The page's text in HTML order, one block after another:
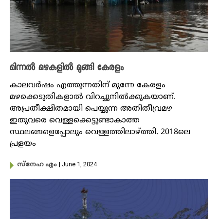
മിന്നൽ മഴകളിൽ മുങ്ങി കേരളം
കാലവർഷം എത്തുന്നതിന് മുന്നേ കേരളം
മഴക്കെടുതികളാൽ വിറച്ചുനിൽക്കുകയാണ്.
അപ്രതീക്ഷിതമായി പെയ്യുന്ന അതിതീവ്രമഴ
ഇതുവരെ വെള്ളക്കെട്ടുണ്ടാകാത്ത
സ്ഥലങ്ങളെപ്പോലും വെള്ളത്തിലാഴ്ത്തി. 2018ലെ
പ്രളയം
സ്നേഹ എം | June 1, 2024